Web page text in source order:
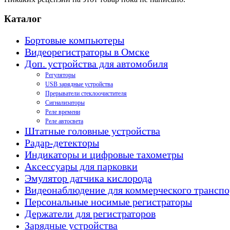
Каталог
Бортовые компьютеры
Видеорегистраторы в Омске
Доп. устройства для автомобиля
Регуляторы
USB зарядные устройства
Прерыватели стеклоочистителя
Сигнализаторы
Реле времени
Реле автосвета
Штатные головные устройства
Радар-детекторы
Индикаторы и цифровые тахометры
Аксессуары для парковки
Эмулятор датчика кислорода
Видеонаблюдение для коммерческого
Персональные носимые регистраторы
Держатели для регистраторов
Зарядные устройства